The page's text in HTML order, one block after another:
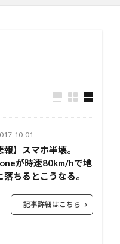
10-01
報】スマホ半壊。
が時速80km/hで地
落ちるとこうなる。
記事詳細はこちら